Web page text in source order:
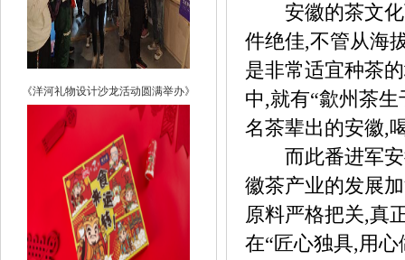
安徽的茶文化
件绝佳,不管从海
是非常适宜种茶
中,就有“歙州茶
名茶辈出的安徽,
而此番进军安
徽茶产业的发展
原料严格把关,真
在“匠心独具,用